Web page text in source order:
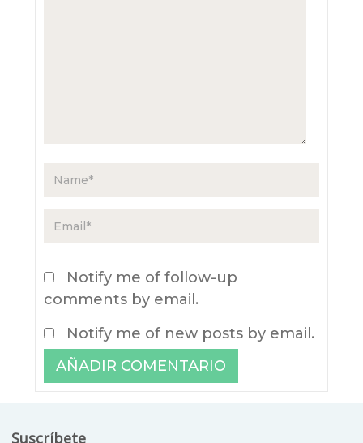
Notify me of follow-up
comments by email.
Notify me of new posts by email.
Suscríbete